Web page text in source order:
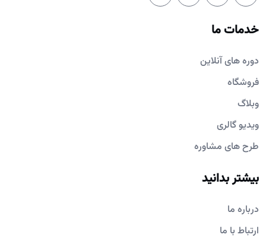
خدمات ما
دوره های آنلاین
فروشگاه
وبلاگ
ویدیو گالری
طرح های مشاوره
بیشتر بدانید
درباره ما
ارتباط با ما